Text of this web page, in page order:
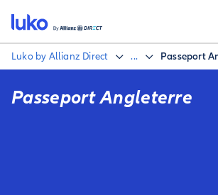
Luko by Allianz Direct ... Passeport
Passeport Angleterre